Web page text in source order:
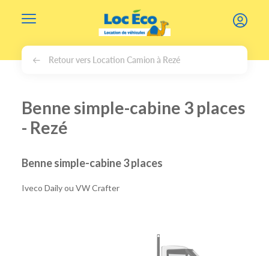
Retour vers Location Camion à Rezé
Benne simple-cabine 3 places
- Rezé
Benne simple-cabine 3 places
Iveco Daily ou VW Crafter